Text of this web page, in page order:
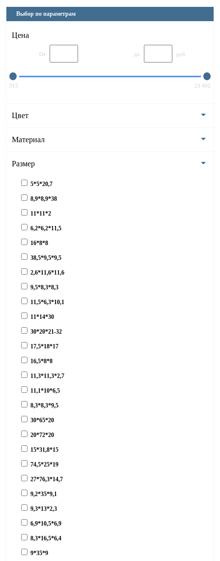
Выбор по параметрам
Цена
От до руб.
315 23 492
Цвет
Материал
Размер
5*5*20,7
8,9*8,9*38
11*11*2
6,2*6,2*11,5
16*8*8
38,5*9,5*9,5
2,6*11,6*11,6
9,5*8,3*8,3
11,5*6,3*10,1
11*14*30
30*20*21-32
17,5*18*17
16,5*8*8
11,3*11,3*2,7
11,1*10*6,5
8,3*8,3*9,5
30*65*20
20*72*20
15*31,8*15
74,5*25*19
27*76,3*14,7
9,2*35*9,1
9,3*13*2,3
6,9*10,5*6,9
8,3*16,5*6,4
9*35*9